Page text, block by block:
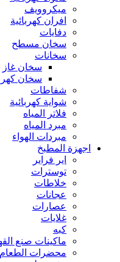
ميكروويف
افران كهربائية
دفايات
سخان مسطح
سخانات
سخان غاز
سخان
شفاطات
شواية كهربائية
فلاتر المياه
مبرد المياه
مبردات الهواء
اجهزة المطبخ
اير فراير
توسترات
خلاطات
عجانات
عصارات
غلايات
كبه
ماكينات صنع
محضرات الطعام